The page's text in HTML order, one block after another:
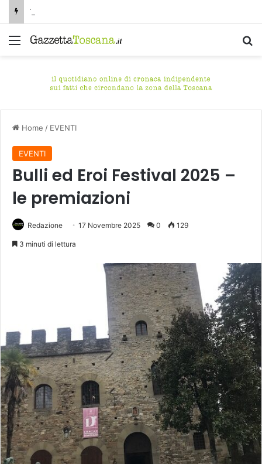
Menu
Home / EVENTI
EVENTI
Bulli ed Eroi Festival 2025 –
le premiazioni
Redazione 17 Novembre 2025 0 129
3 minuti di lettura